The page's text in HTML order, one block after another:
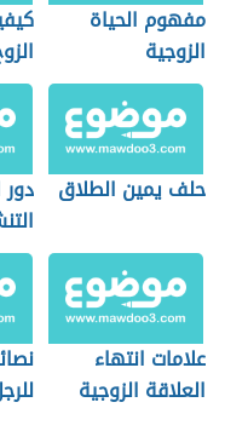
مفهوم الحياة
الزوجية
حلف يمين الطلاق
علامات انتهاء
العلاقة الزوجية